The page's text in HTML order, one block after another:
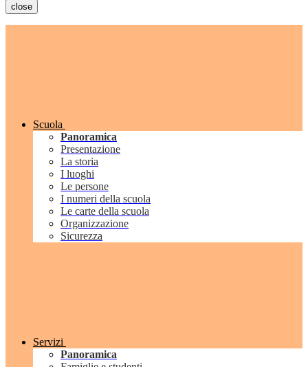
close
Scuola
Panoramica
Presentazione
La storia
I luoghi
Le persone
I numeri della scuola
Le carte della scuola
Organizzazione
Sicurezza
Servizi
Panoramica